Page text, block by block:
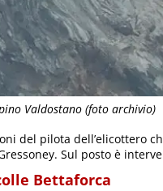
Valdostano (foto archivio)
del pilota dell’elicottero
Sul posto è
Bettaforca